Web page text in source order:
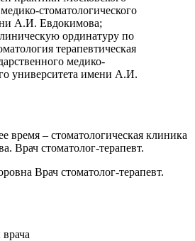
стоматологического
А.И. Евдокимова;
ординатуру по
терапевтическая
медико-
университета имени А.И.
время – стоматологическая клиника
Врач стоматолог-терапевт.
Врач стоматолог-терапевт.